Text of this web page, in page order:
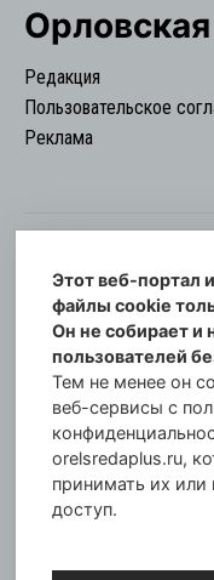
Редакция
Пользовательское
Реклама
©
Орловская
Свидетельство о
00254 от 29
Газета
Федеральной
информационных
коммуникаций по
Главный редактор:
Этот веб-портал
файлы cookie
Он не собирает и
пользователей
Тем не менее он
веб-сервисы с
orelsredaplus.ru,
принимать их или
доступ.